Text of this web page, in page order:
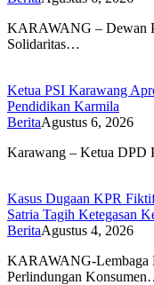
KARAWANG – Dewan
Solidaritas…
Ketua PSI Karawang
Pendidikan Karmila
BeritaAgustus 6, 2026
Karawang – Ketua DPD
Kasus Dugaan KPR
Satria Tagih Ketegasan
BeritaAgustus 4, 2026
KARAWANG-Lembaga
Perlindungan